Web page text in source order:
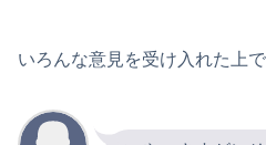
いろんな意見を受け入れた上で